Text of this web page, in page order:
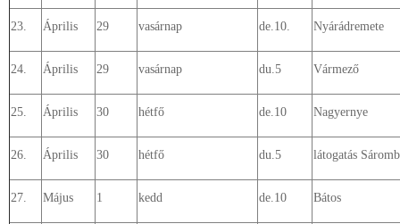
23. Április 29 vasárnap de.10. Nyárádremete
24. Április 29 vasárnap du.5 Vármező
25. Április 30 hétfő de.10 Nagyernye
26. Április 30 hétfő du.5 látogatás
27. Május 1 kedd de.10 Bátos